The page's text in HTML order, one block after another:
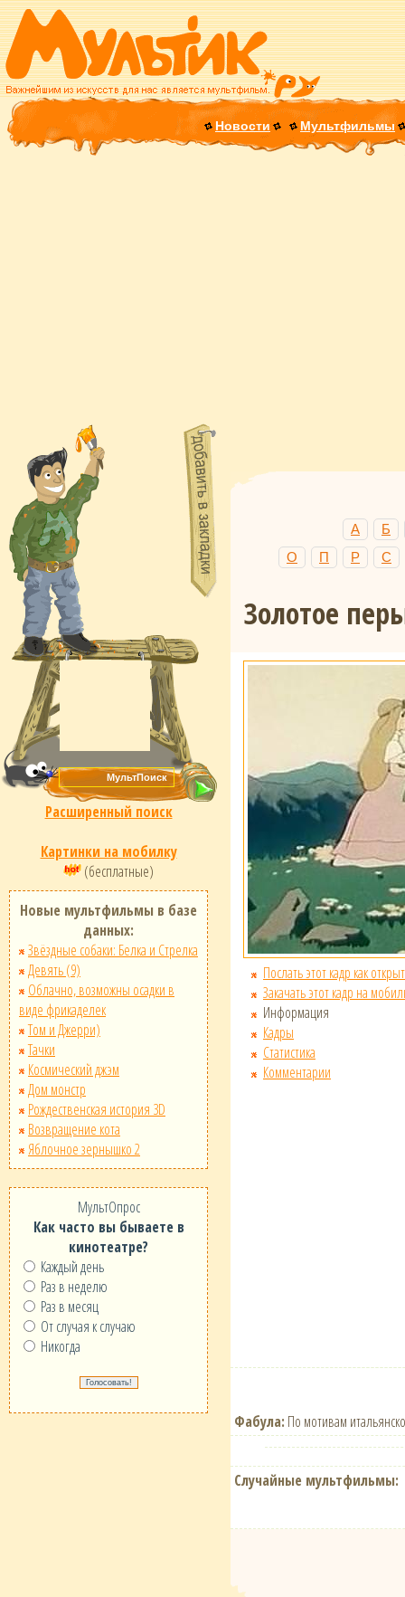
Новости Мультфильмы
Расширенный поиск
Картинки на мобилку
(бесплатные)
Новые мультфильмы в базе
данных:
Звёздные собаки: Белка и Стрелка
Девять (9)
Облачно, возможны осадки в
виде фрикаделек
Том и Джерри)
Тачки
Космический джэм
Дом монстр
Рождественская история 3D
Возвращение кота
Яблочное зернышко 2
МультОпрос
Как часто вы бываете в
кинотеатре?
Каждый день
Раз в неделю
Раз в месяц
От случая к случаю
Никогда
А
Б
О
П Р С
Золотое
Послать этот кадр как
Закачать этот кадр на
Информация
Кадры
Статистика
Комментарии
Фабула: По мотивам
Случайные мультфильмы: